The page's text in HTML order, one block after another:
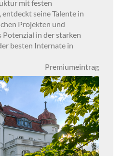
mit festen
seine Talente in
Projekten und
in der starken
besten Internate in
Premiumeintrag